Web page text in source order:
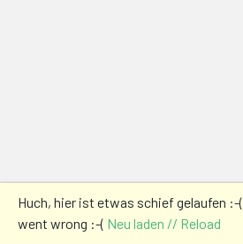
Huch, hier ist etwas schief gelaufen
went wrong :-( Neu laden // Reload